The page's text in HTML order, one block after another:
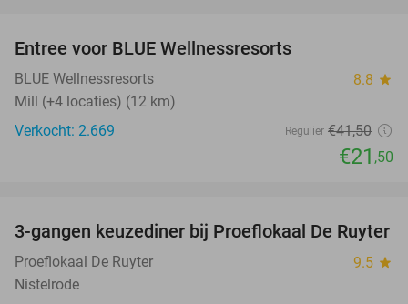
Entree voor BLUE Wellnessresorts
BLUE Wellnessresorts 8.8 star
Mill (+4 locaties) (12 km)
Verkocht: 2.669
Regulier €41,50
€21 ,50
33%
3-gangen keuzediner bij Proeflokaal De Ruyter
Proeflokaal De Ruyter 9.5 star
Nistelrode